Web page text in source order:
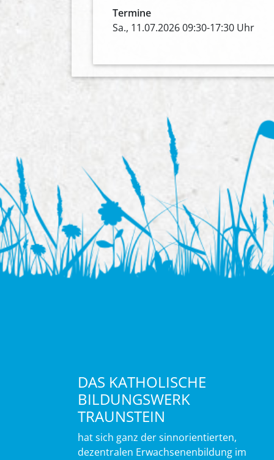
Termine
Sa., 11.07.2026 09:30-17:30 Uhr
DAS KATHOLISCHE
BILDUNGSWERK
TRAUNSTEIN
hat sich ganz der sinnorientierten,
dezentralen Erwachsenenbildung im